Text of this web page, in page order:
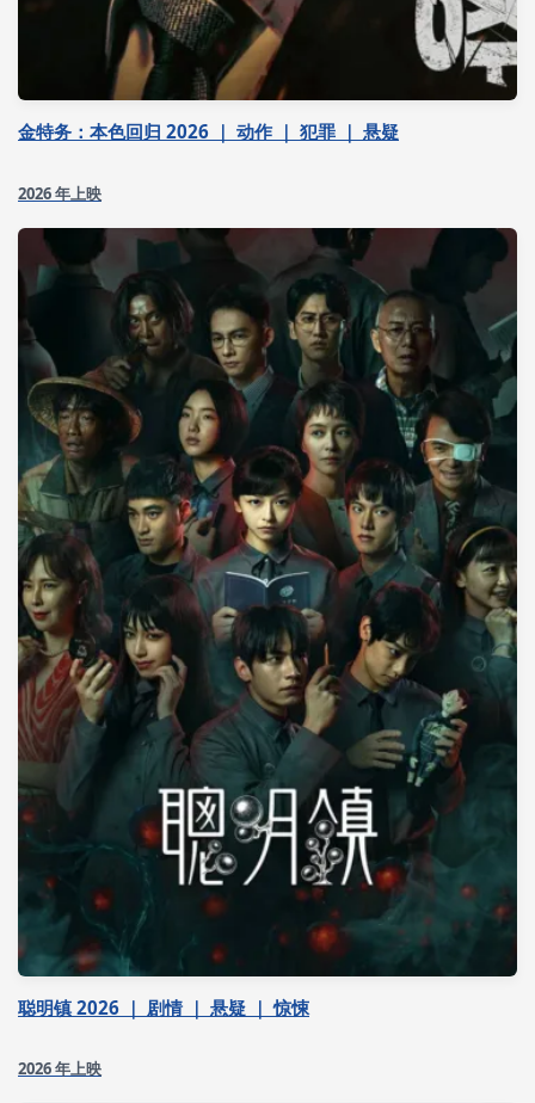
金特务：本色回归 2026 ｜ 动作 ｜ 犯罪 ｜ 悬疑
2026 年上映
聪明镇 2026 ｜ 剧情 ｜ 悬疑 ｜ 惊悚
2026 年上映